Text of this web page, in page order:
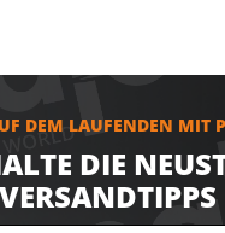
DEM LAUFENDEN MIT
DIE
VERSANDTIPPS